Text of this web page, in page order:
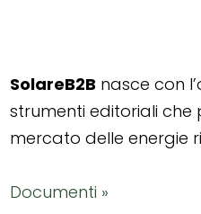
SolareB2B nasce con
strumenti editoriali
mercato delle energie
Documenti »